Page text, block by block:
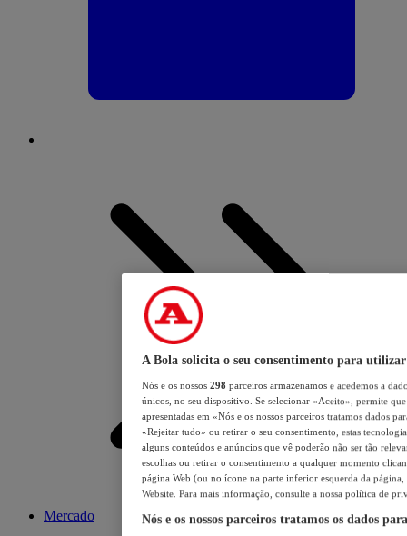
Mercado
A Bola solicita o seu consentimento para utilizar
Nós e os nossos 298 parceiros armazenamos e acedemos a
únicos, no seu dispositivo. Se selecionar «Aceito», permite
apresentadas em «Nós e os nossos parceiros tratamos dados
«Rejeitar tudo» ou retirar o seu consentimento, estas
alguns conteúdos e anúncios que vê poderão não ser tão
escolhas ou retirar o consentimento a qualquer momento
página Web (ou no ícone na parte inferior esquerda da página,
Website. Para mais informação, consulte a nossa política de
Nós e os nossos parceiros tratamos os dados